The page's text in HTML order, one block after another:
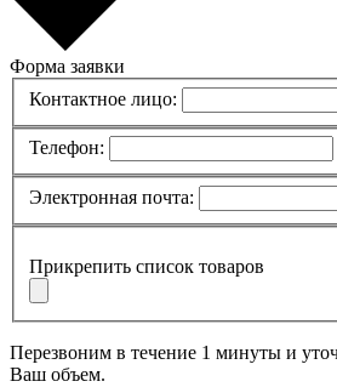
Форма заявки
Контактное лицо:
Телефон:
Электронная почта:
Прикрепить список товаров
Перезвоним в течение 1 минуты и
Ваш объем.